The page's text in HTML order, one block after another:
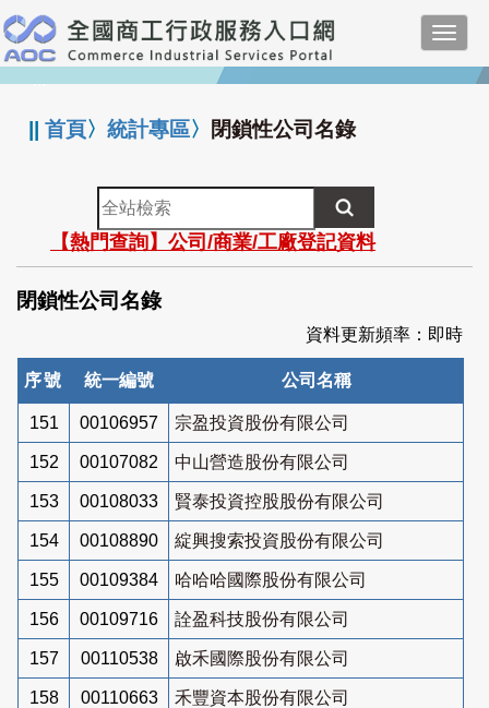
跳
到
主
要
:::
||首頁〉統計專區〉 閉鎖性公司名錄
全
站
檢
索
【熱門查詢】公司/商業/工廠登記資料
閉鎖性公司名錄
資料更新頻率：即時
序號 統一編號 公司名稱
151 00106957 宗盈投資股份有限公司
152 00107082 中山營造股份有限公司
153 00108033 賢泰投資控股股份有限公司
154 00108890 綻興搜索投資股份有限公司
155 00109384 哈哈哈國際股份有限公司
156 00109716 詮盈科技股份有限公司
157 00110538 啟禾國際股份有限公司
158 00110663 禾豐資本股份有限公司